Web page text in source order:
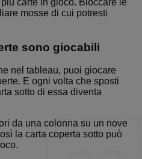
mosse di cui potresti
sono giocabili
nel tableau, puoi giocare
E ogni volta che sposti
sotto di essa diventa
da una colonna su un nove
la carta coperta sotto può
.solitalian.it 1 anno
game
CookieScript
www.solitalian.it
9 mesi 3
settimane
Questo
Cookie-
Script.com
ricordare le